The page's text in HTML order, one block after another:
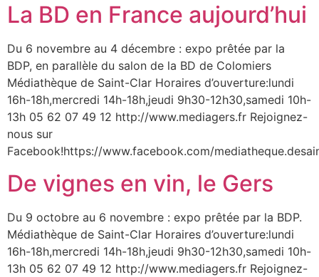
La BD en France aujourd’hui
Du 6 novembre au 4 décembre : expo prêtée par la
BDP, en parallèle du salon de la BD de Colomiers
Médiathèque de Saint-Clar Horaires d’ouverture:lundi
16h-18h,mercredi 14h-18h,jeudi 9h30-12h30,samedi 10h-
13h 05 62 07 49 12 http://www.mediagers.fr Rejoignez-
nous sur
Facebook!https://www.facebook.com/
De vignes en vin, le Gers
Du 9 octobre au 6 novembre : expo prêtée par la BDP.
Médiathèque de Saint-Clar Horaires d’ouverture:lundi
16h-18h,mercredi 14h-18h,jeudi 9h30-12h30,samedi 10h-
13h 05 62 07 49 12 http://www.mediagers.fr Rejoignez-